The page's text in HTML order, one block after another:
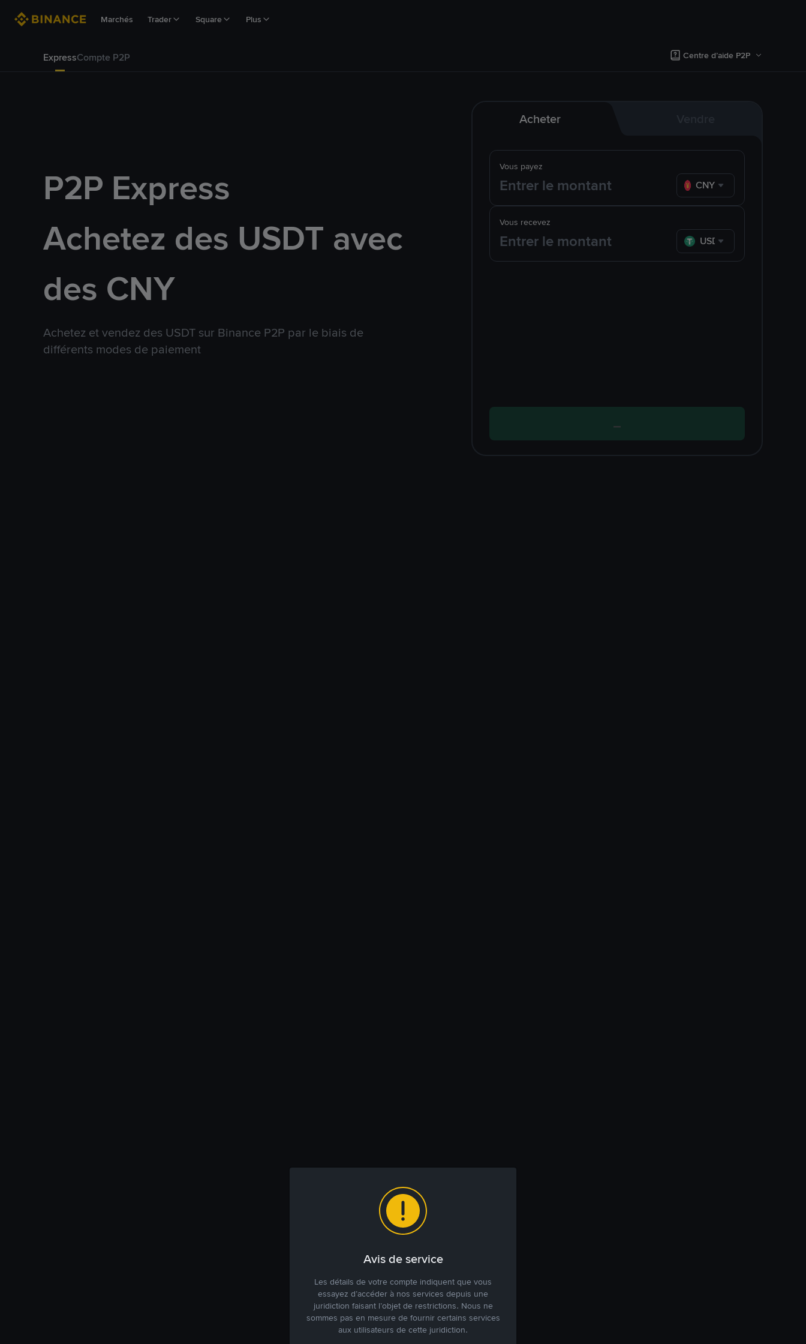
Marchés Trader Square Plus
ExpressCompte P2P Centre d’aide P2P
P2P Express
Achetez des USDT avec
des CNY
Achetez et vendez des USDT sur Binance P2P par le biais de
différents modes de paiement
Acheter
Vous payez
CNY
Vous recevez
USDT
Avis de service
Les détails de votre compte indiquent que vous
essayez d’accéder à nos services depuis une
juridiction faisant l’objet de restrictions. Nous ne
sommes pas en mesure de fournir certains services
aux utilisateurs de cette juridiction.